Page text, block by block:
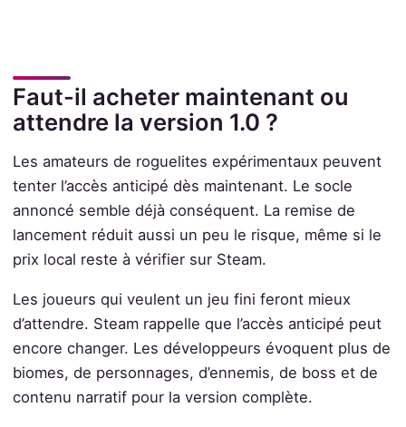
Faut-il acheter maintenant ou
attendre la version 1.0 ?
Les amateurs de roguelites expérimentaux peuvent
tenter l’accès anticipé dès maintenant. Le socle
annoncé semble déjà conséquent. La remise de
lancement réduit aussi un peu le risque, même si le
prix local reste à vérifier sur Steam.
Les joueurs qui veulent un jeu fini feront mieux
d’attendre. Steam rappelle que l’accès anticipé peut
encore changer. Les développeurs évoquent plus de
biomes, de personnages, d’ennemis, de boss et de
contenu narratif pour la version complète.